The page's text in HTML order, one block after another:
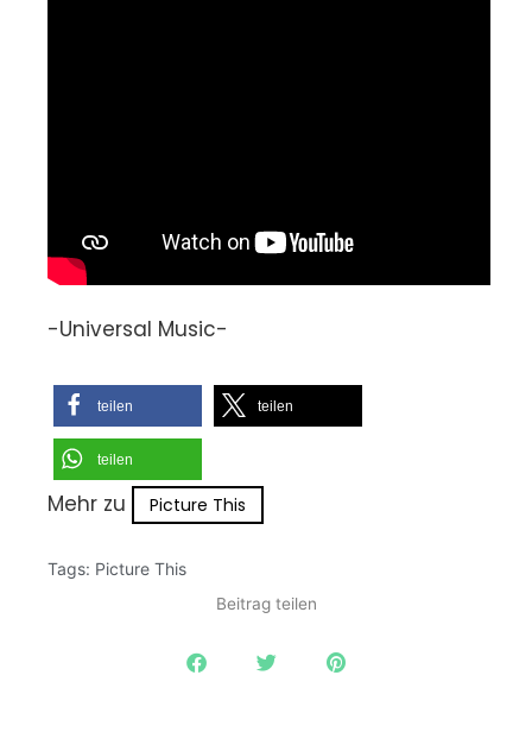
-Universal Music-
teilen teilen
teilen
Mehr zu Picture This
Tags: Picture This
Beitrag teilen